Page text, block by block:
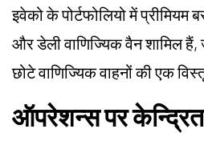
इवेको के पोर्टफोलियो में प्रीमियम
और डेली वाणिज्यिक वैन शामिल हैं,
छोटे वाणिज्यिक वाहनों की एक
ऑपरेशन्स पर केन्द्रित